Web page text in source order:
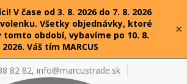
V čase od 3. 8. 2026 do 7. 8. 2026
Všetky objednávky, ktoré
tomto období, vybavíme po 10. 8.
2026. Váš tím MARCUS
×
82 82, info@marcustrade.sk